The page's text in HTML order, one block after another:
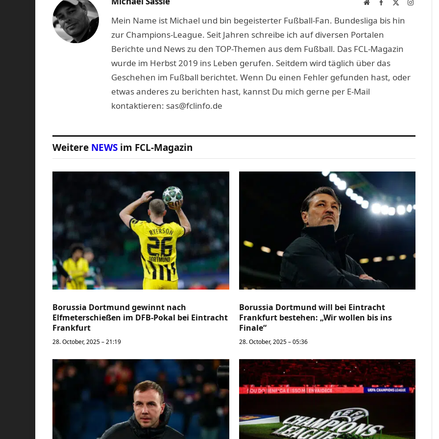
WebsiteFacebook
Mein Name ist Michael und bin begeisterter Fußball-Fan. Bundesliga bis hin
zur Champions-League. Seit Jahren schreibe ich auf diversen Portalen
Berichte und News zu den TOP-Themen aus dem Fußball. Das FCL-Magazin
wurde im Herbst 2019 ins Leben gerufen. Seitdem wird täglich über das
Geschehen im Fußball berichtet. Wenn Du einen Fehler gefunden hast, oder
etwas anderes zu berichten hast, kannst Du mich gerne per E-Mail
kontaktieren: sas@fclinfo.de
Weitere NEWS im FCL-Magazin
Borussia Dortmund gewinnt nach
Elfmeterschießen im DFB-Pokal bei Eintracht
Frankfurt
28. October, 2025 – 21:19
Borussia Dortmund will bei Eintracht
Frankfurt bestehen: „Wir wollen bis ins
Finale“
28. October, 2025 – 05:36